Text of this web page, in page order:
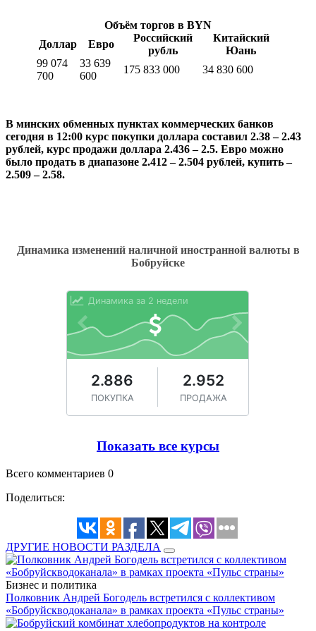
Объём торгов в BYN
Доллар
Евро
Российский
рубль
Китайский
Юань
99 074
700
33 639
600
175 833 000 34 830 600
В минских обменных пунктах коммерческих банков
сегодня в 12:00 курс покупки доллара составил 2.38 – 2.43
рублей, курс продажи доллара 2.436 – 2.5. Евро можно
было продать в диапазоне 2.412 – 2.504 рублей, купить –
2.509 – 2.58.
Динамика изменений наличной иностранной валюты в
Бобруйске
Показать все курсы
Всего комментариев 0
Поделиться:
ДРУГИЕ НОВОСТИ РАЗДЕЛА
Бизнес и политика
Полковник Андрей Богодель встретился с коллективом
«Бобруйскводоканала» в рамках проекта «Пульс страны»